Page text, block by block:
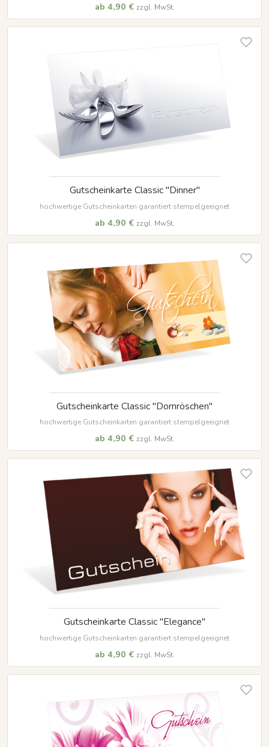
ab 4,90 € zzgl. MwSt.
Gutscheinkarte Classic "Dinner"
hochwertige Gutscheinkarten garantiert stempelgeeignet
ab 4,90 € zzgl. MwSt.
Gutscheinkarte Classic "Dornröschen"
hochwertige Gutscheinkarten garantiert stempelgeeignet
ab 4,90 € zzgl. MwSt.
Gutscheinkarte Classic "Elegance"
hochwertige Gutscheinkarten garantiert stempelgeeignet
ab 4,90 € zzgl. MwSt.